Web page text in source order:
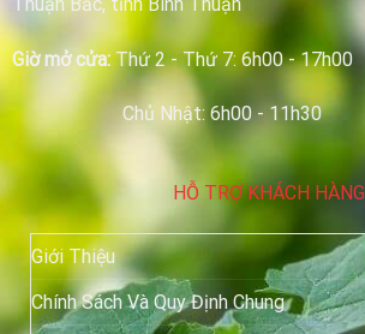
Giờ mở cửa: Thứ 2 - Thứ 7: 6h00 - 17h00
Chủ Nhật: 6h00 - 11h30
HỖ TRỢ KHÁCH HÀNG
Giới Thiệu
Chính Sách Và Quy Định Chung